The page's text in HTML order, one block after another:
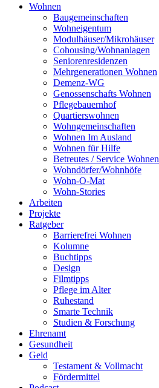
Wohnen
Baugemeinschaften
Wohneigentum
Modulhäuser/Mikrohäuser
Cohousing/Wohnanlagen
Seniorenresidenzen
Mehrgenerationen Wohnen
Demenz-WG
Genossenschafts Wohnen
Pflegebauernhof
Quartierswohnen
Wohngemeinschaften
Wohnen Im Ausland
Wohnen für Hilfe
Betreutes / Service Wohnen
Wohndörfer/Wohnhöfe
Wohn-O-Mat
Wohn-Stories
Arbeiten
Projekte
Ratgeber
Barrierefrei Wohnen
Kolumne
Buchtipps
Design
Filmtipps
Pflege im Alter
Ruhestand
Smarte Technik
Studien & Forschung
Ehrenamt
Gesundheit
Geld
Testament & Vollmacht
Fördermittel